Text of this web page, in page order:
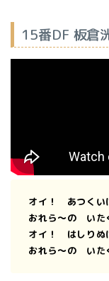
15番DF 板倉
オイ！ あつく
おれら〜の いた
オイ！ はしり
おれら〜の いた